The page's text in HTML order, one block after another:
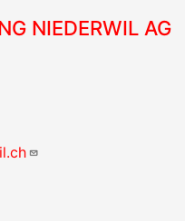
NIEDERWIL AG